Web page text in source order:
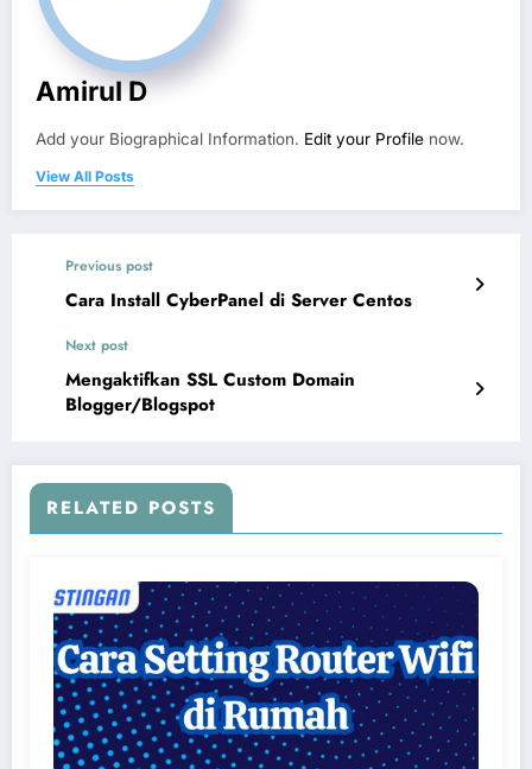
Amirul D
Add your Biographical Information. Edit your Profile now.
View All Posts
Previous post
Cara Install CyberPanel di Server Centos
Next post
Mengaktifkan SSL Custom Domain
Blogger/Blogspot
RELATED POSTS